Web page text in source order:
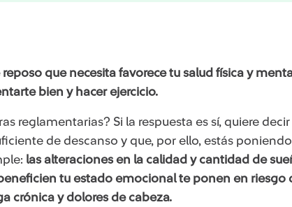
que necesita favorece tu salud física y
bien y hacer ejercicio.
reglamentarias? Si la respuesta es sí, quiere
de descanso y que, por ello, estás
las alteraciones en la calidad y cantidad de
tu estado emocional te ponen en riesgo
crónica y dolores de cabeza.